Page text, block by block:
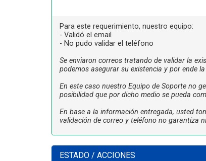
Para este requerimiento, nuestro equipo:
- Validó el email
- No pudo validar el teléfono
Se enviaron correos tratando de validar la
podemos asegurar su existencia y por ende
En este caso nuestro Equipo de Soporte no
posibilidad que por dicho medio se pueda
En base a la información entregada, usted
validación de correo y teléfono no garantiza
ESTADO / ACCIONES